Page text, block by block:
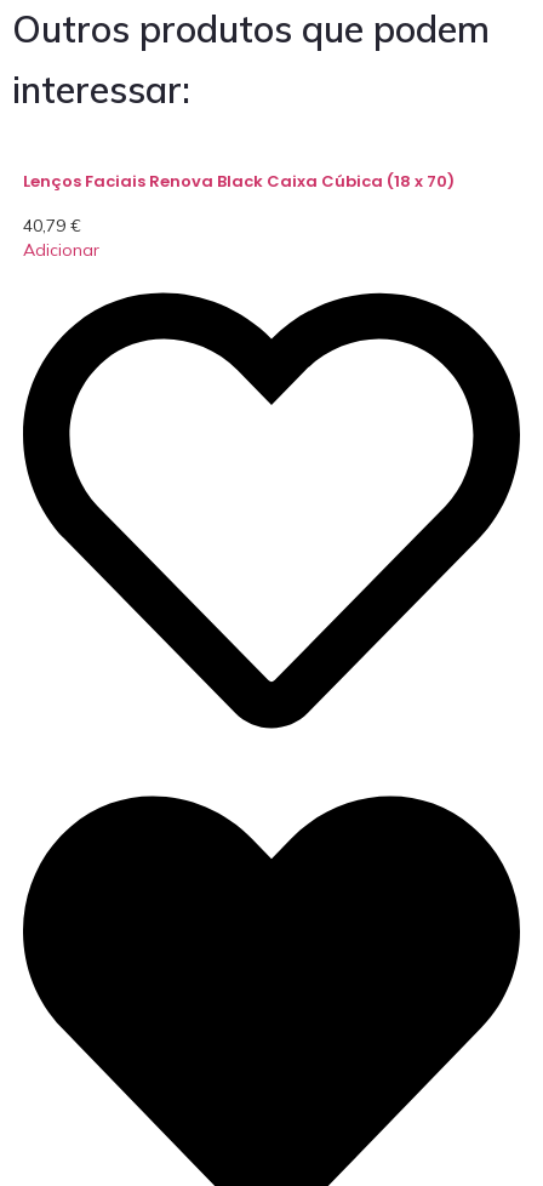
Outros produtos que podem
interessar:
Lenços Faciais Renova Black Caixa Cúbica (18 x 70)
40,79 €
Adicionar